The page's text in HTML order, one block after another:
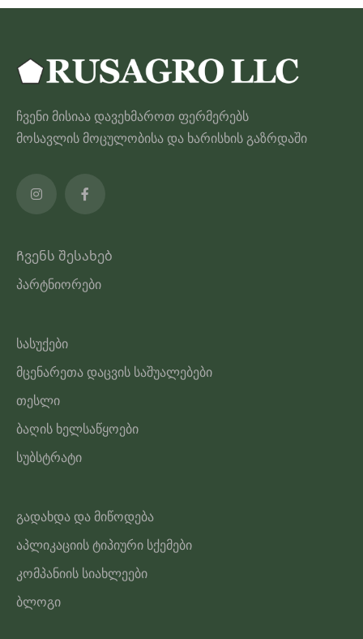
შეიძლება
შეირჩეს
გვერდზე
ჩვენი მისიაა დავეხმაროთ ფერმერებს
მოსავლის მოცულობისა და ხარისხის გაზრდაში
Ჩვენს შესახებ
პარტნიორები
სასუქები
მცენარეთა დაცვის საშუალებები
თესლი
ბაღის ხელსაწყოები
სუბსტრატი
გადახდა და მიწოდება
აპლიკაციის ტიპიური სქემები
კომპანიის სიახლეები
ბლოგი